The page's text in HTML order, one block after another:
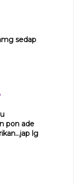
sedap
pon ade
lg